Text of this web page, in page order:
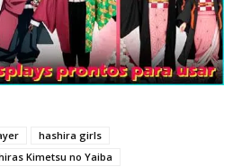
hashira girls
Kimetsu no Yaiba